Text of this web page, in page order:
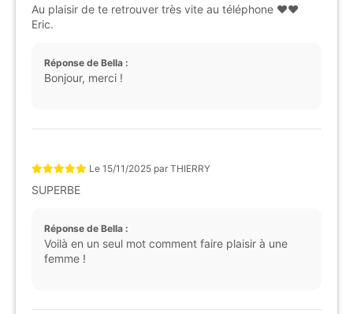
Au plaisir de te retrouver très vite au téléphone ❤️❤️
Eric.
Réponse de Bella :
Bonjour, merci !
Le 15/11/2025 par THIERRY
SUPERBE
Réponse de Bella :
Voilà en un seul mot comment faire plaisir à une
femme !